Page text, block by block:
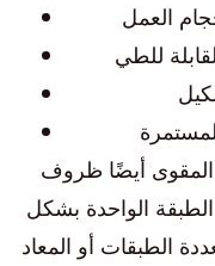
العمل
للطي
المقوى أيضًا ظروف
الواحدة بشكل
الطبقات أو المعاد